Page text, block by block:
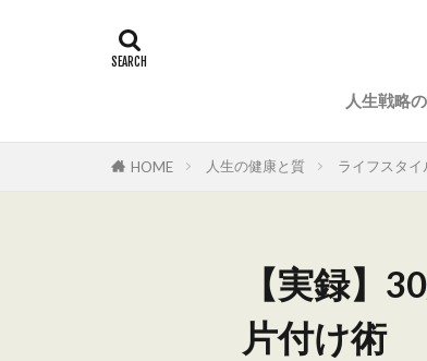
人生戦略
HOME 人生の健康と質 ライフスタイ
【実録】
片付け術